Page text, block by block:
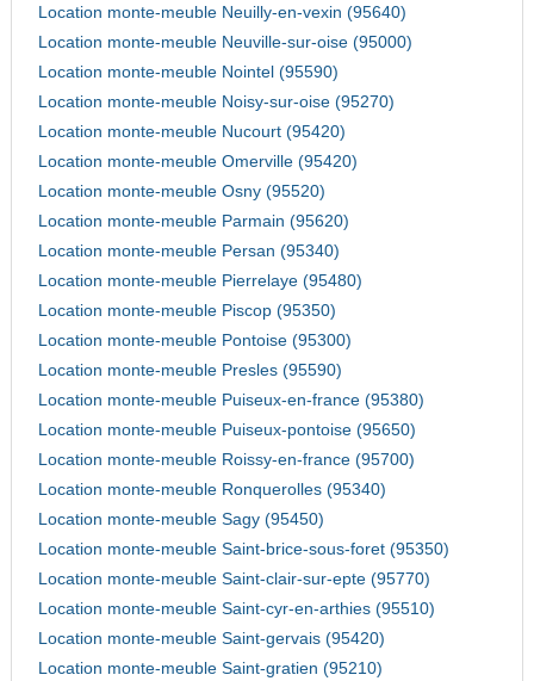
Location monte-meuble Neuilly-en-vexin (95640)
Location monte-meuble Neuville-sur-oise (95000)
Location monte-meuble Nointel (95590)
Location monte-meuble Noisy-sur-oise (95270)
Location monte-meuble Nucourt (95420)
Location monte-meuble Omerville (95420)
Location monte-meuble Osny (95520)
Location monte-meuble Parmain (95620)
Location monte-meuble Persan (95340)
Location monte-meuble Pierrelaye (95480)
Location monte-meuble Piscop (95350)
Location monte-meuble Pontoise (95300)
Location monte-meuble Presles (95590)
Location monte-meuble Puiseux-en-france (95380)
Location monte-meuble Puiseux-pontoise (95650)
Location monte-meuble Roissy-en-france (95700)
Location monte-meuble Ronquerolles (95340)
Location monte-meuble Sagy (95450)
Location monte-meuble Saint-brice-sous-foret (95350)
Location monte-meuble Saint-clair-sur-epte (95770)
Location monte-meuble Saint-cyr-en-arthies (95510)
Location monte-meuble Saint-gervais (95420)
Location monte-meuble Saint-gratien (95210)